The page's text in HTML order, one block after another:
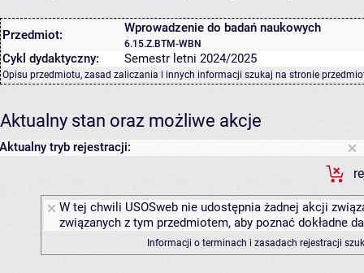
Przedmiot: Wprowadzenie do badań naukowych
6.15.Z.BTM-WBN
Cykl dydaktyczny: Semestr letni 2024/2025
Opisu przedmiotu, zasad zaliczania i innych informacji szukaj na stronie
Aktualny stan oraz możliwe akcje
Aktualny tryb rejestracji:
W tej chwili USOSweb nie udostępnia żadnej akcji
związanych z tym przedmiotem, aby poznać dokładne
Informacji o terminach i zasadach rejestracji